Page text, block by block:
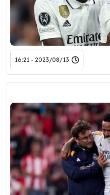
2023/08/13 - 16:21